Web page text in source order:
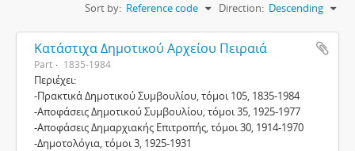
Sort by: Reference code Direction: Descending
Κατάστιχα Δημοτικού Αρχείου Πειραιά
Part 1835-1984
Περιέχει:
-Πρακτικά Δημοτικού Συμβουλίου, τόμοι 105, 1835-1984
-Αποφάσεις Δημοτικού Συμβουλίου, τόμοι 35, 1925-1977
-Αποφάσεις Δημαρχιακής Επιτροπής, τόμοι 30, 1914-1970
-Δημοτολόγια, τόμοι 3, 1925-1931